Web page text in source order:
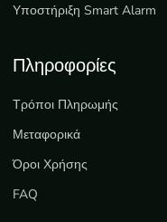
Υποστήριξη Smart Alarm
Πληροφορίες
Τρόποι Πληρωμής
Μεταφορικά
Όροι Χρήσης
FAQ